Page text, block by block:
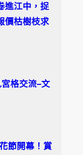
進江中，捉
價枯樹枝求
格交流–文
節開幕！賞